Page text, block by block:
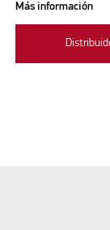
Más información